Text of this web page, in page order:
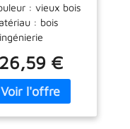
Vieux Bois
&
de
de
Brun
: vieux bois
: bois
x 81,5 cm (l x P
Le plan de
n'est pas
€